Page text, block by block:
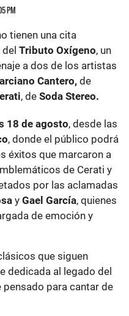
PM
tienen una cita
del Tributo Oxígeno, un
a dos de los artistas
Cantero, de
, de Soda Stereo.
18 de agosto, desde las
, donde el público podrá
éxitos que marcaron a
de Cerati y
por las aclamadas
y Gael García, quienes
de emoción y
que siguen
dedicada al legado del
para cantar de